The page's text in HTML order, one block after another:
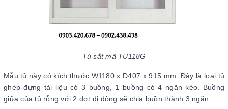
Tủ sắt mã TU118G
Mẫu tủ này có kích thước W1180 x D407 x 915 mm. Đây là loại tủ
ghép đựng tài liệu có 3 buồng, 1 buồng có 4 ngăn kéo. Buồng
giữa của tủ rỗng với 2 đợt di động sẽ chia buồn thành 3 ngăn.